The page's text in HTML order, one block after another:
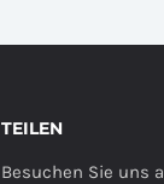
TEILEN
Besuchen Sie uns